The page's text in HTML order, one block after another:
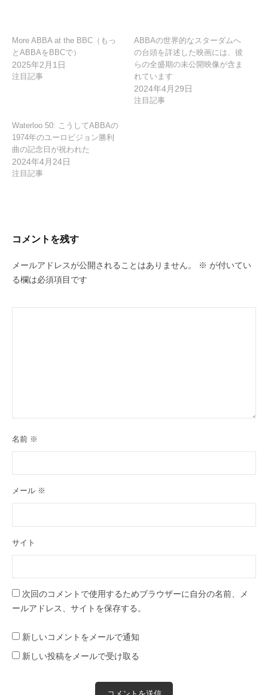
More ABBA at the BBC（もっ
とABBAをBBCで）
2025年2月1日
注目記事
ABBAの世界的なスターダムへ
の台頭を詳述した映画には、彼
らの全盛期の未公開映像が含ま
れています
2024年4月29日
注目記事
Waterloo 50: こうしてABBAの
1974年のユーロビジョン勝利
曲の記念日が祝われた
2024年4月24日
注目記事
コメントを残す
メールアドレスが公開されることはありません。 ※ が付いてい
る欄は必須項目です
名前 ※
メール ※
サイト
次回のコメントで使用するためブラウザーに自分の名前、メ
ールアドレス、サイトを保存する。
新しいコメントをメールで通知
新しい投稿をメールで受け取る